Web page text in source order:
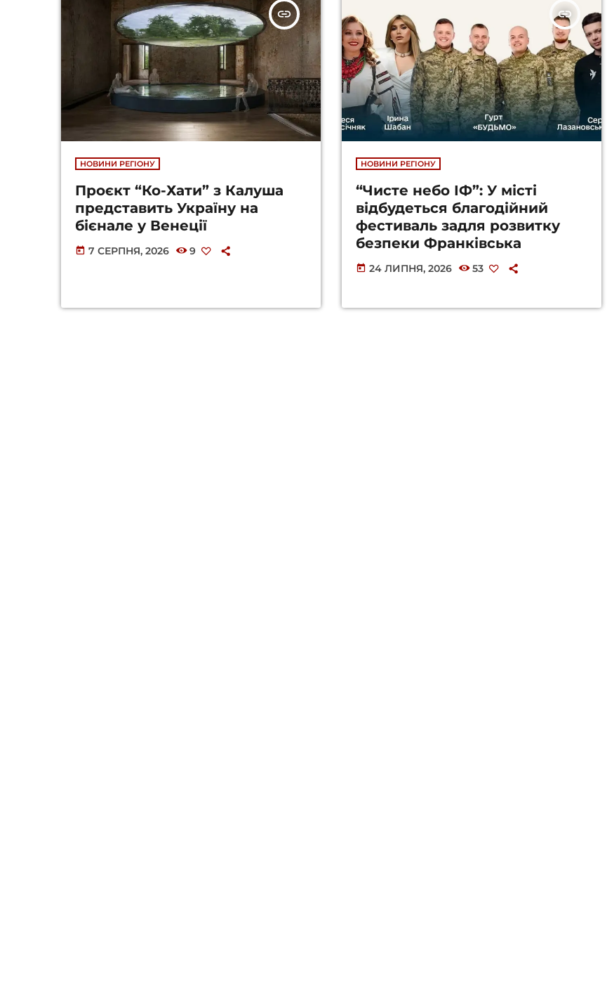
insert_link
НОВИНИ РЕГІОНУ
Проєкт “Ко-Хати” з Калуша
представить Україну на
бієнале у Венеції
today 7 СЕРПНЯ, 2026 9
insert_link
НОВИНИ РЕГІОНУ
“Чисте небо ІФ”: У місті
відбудеться благодійний
фестиваль задля розвитку
безпеки Франківська
today 24 ЛИПНЯ, 2026 53